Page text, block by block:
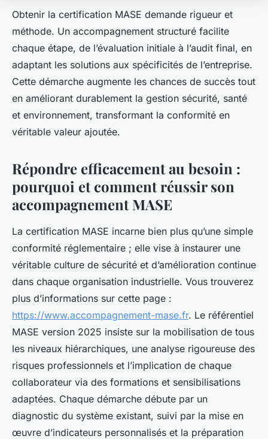
Obtenir la certification MASE demande rigueur et
méthode. Un accompagnement structuré facilite
chaque étape, de l’évaluation initiale à l’audit final, en
adaptant les solutions aux spécificités de l’entreprise.
Cette démarche augmente les chances de succès tout
en améliorant durablement la gestion sécurité, santé
et environnement, transformant la conformité en
véritable valeur ajoutée.
Répondre efficacement au besoin :
pourquoi et comment réussir son
accompagnement MASE
La certification MASE incarne bien plus qu’une simple
conformité réglementaire ; elle vise à instaurer une
véritable culture de sécurité et d’amélioration continue
dans chaque organisation industrielle. Vous trouverez
plus d’informations sur cette page :
https://www.accompagnement-mase.fr. Le référentiel
MASE version 2025 insiste sur la mobilisation de tous
les niveaux hiérarchiques, une analyse rigoureuse des
risques professionnels et l’implication de chaque
collaborateur via des formations et sensibilisations
adaptées. Chaque démarche débute par un
diagnostic du système existant, suivi par la mise en
œuvre d’indicateurs personnalisés et la préparation